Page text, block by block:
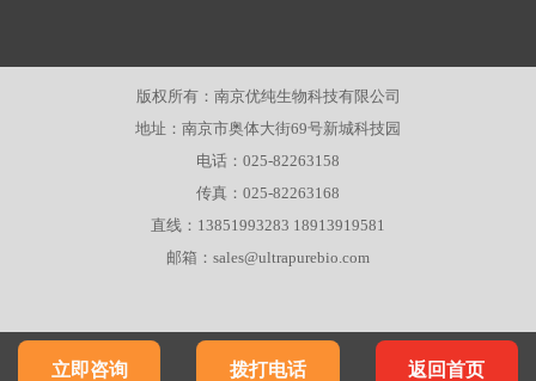
版权所有：南京优纯生物科技有限公司
地址：南京市奥体大街69号新城科技园
电话：025-82263158
传真：025-82263168
直线：13851993283 18913919581
邮箱：sales@ultrapurebio.com
立即咨询 拨打电话 返回首页